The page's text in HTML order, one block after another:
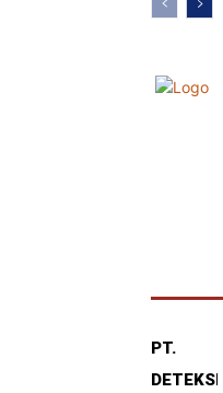
PT.
DETEKSI